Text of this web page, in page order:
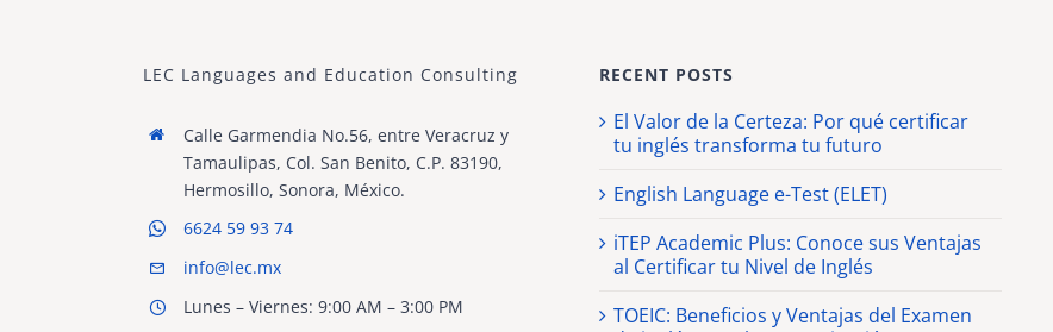
LEC Languages and Education Consulting
Calle Garmendia No.56, entre Veracruz y
Tamaulipas, Col. San Benito, C.P. 83190,
Hermosillo, Sonora, México.
6624 59 93 74
info@lec.mx
Lunes – Viernes: 9:00 AM – 3:00 PM
RECENT POSTS
El Valor de la Certeza: Por qué certificar
tu inglés transforma tu futuro
English Language e-Test (ELET)
iTEP Academic Plus: Conoce sus Ventajas
al Certificar tu Nivel de Inglés
TOEIC: Beneficios y Ventajas del Examen